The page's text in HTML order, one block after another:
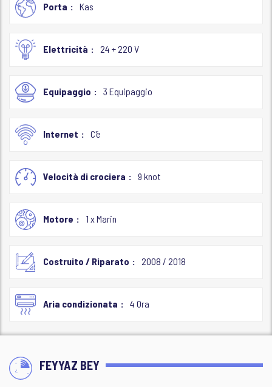
Porta Kas
Elettricità 24 + 220 V
Equipaggio 3 Equipaggio
Internet C'è
Velocità di crociera 9 knot
Motore 1 x Marin
Costruito / Riparato 2008 / 2018
Aria condizionata 4 Ora
FEYYAZ BEY